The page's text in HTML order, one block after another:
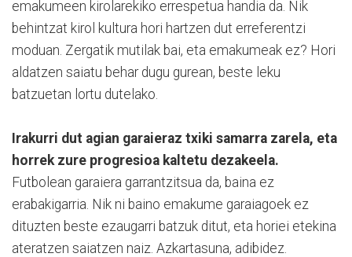
emakumeen kirolarekiko errespetua handia da. Nik
behintzat kirol kultura hori hartzen dut erreferentzi
moduan. Zergatik mutilak bai, eta emakumeak ez? Hori
aldatzen saiatu behar dugu gurean, beste leku
batzuetan lortu dutelako.
Irakurri dut agian garaieraz txiki samarra zarela, eta
horrek zure progresioa kaltetu dezakeela.
Futbolean garaiera garrantzitsua da, baina ez
erabakigarria. Nik ni baino emakume garaiagoek ez
dituzten beste ezaugarri batzuk ditut, eta horiei etekina
ateratzen saiatzen naiz. Azkartasuna, adibidez.